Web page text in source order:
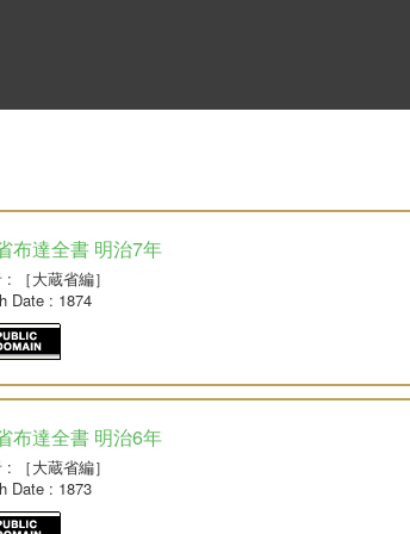
布達全書 明治7年
: ［大蔵省編］
Date: 1874
布達全書 明治6年
: ［大蔵省編］
Date: 1873